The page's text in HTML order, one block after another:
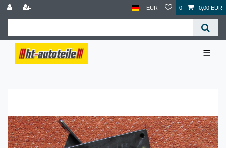
EUR 0 0,00 EUR
☰